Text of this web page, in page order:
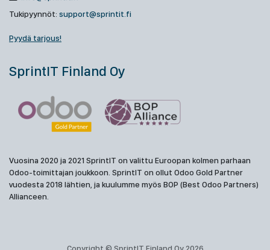
Tukipyynnöt: support@sprintit.fi
Pyydä tarjous!
SprintIT Finland Oy
Vuosina 2020 ja 2021 SprintIT on valittu Euroopan kolmen parhaan
Odoo-toimittajan joukkoon. SprintIT on ollut Odoo Gold Partner
vuodesta 2018 lähtien, ja kuulumme myös BOP (Best Odoo Partners)
Allianceen.
Copyright © SprintIT Finland Oy 2026